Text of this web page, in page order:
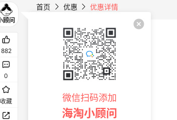
首页 优惠 优惠详情
882
0
收藏 微信扫码添加
海淘小顾问